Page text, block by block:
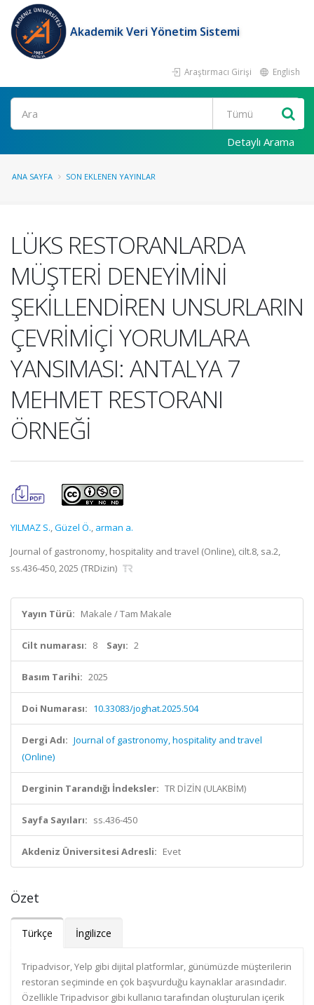
Akademik Veri Yönetim Sistemi
Araştırmacı Girişi English
Ara
Detaylı Arama
ANA SAYFA SON EKLENEN YAYINLAR
LÜKS RESTORANLARDA
MÜŞTERİ DENEYİMİNİ
ŞEKİLLENDİREN UNSURLARIN
ÇEVRİMİÇİ YORUMLARA
YANSIMASI: ANTALYA 7
MEHMET RESTORANI
ÖRNEĞİ
YILMAZ S.,Güzel Ö., arman a.
Journal of gastronomy, hospitality and travel (Online), cilt.8, sa.2,
ss.436-450, 2025 (TRDizin)
Yayın Türü: Makale / Tam Makale
Cilt numarası: 8 Sayı: 2
Basım Tarihi: 2025
Doi Numarası: 10.33083/joghat.2025.504
Dergi Adı: Journal of gastronomy, hospitality and travel
(Online)
Derginin Tarandığı İndeksler: TR DİZİN (ULAKBİM)
Sayfa Sayıları: ss.436-450
Akdeniz Üniversitesi Adresli: Evet
Özet
Türkçe İngilizce
Tripadvisor, Yelp gibi dijital platformlar, günümüzde müşterilerin
restoran seçiminde en çok başvurduğu kaynaklar arasındadır.
Özellikle Tripadvisor gibi kullanıcı tarafından oluşturulan içerik